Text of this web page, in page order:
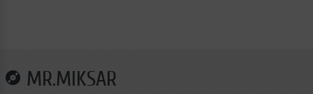
MR.MIKSAR